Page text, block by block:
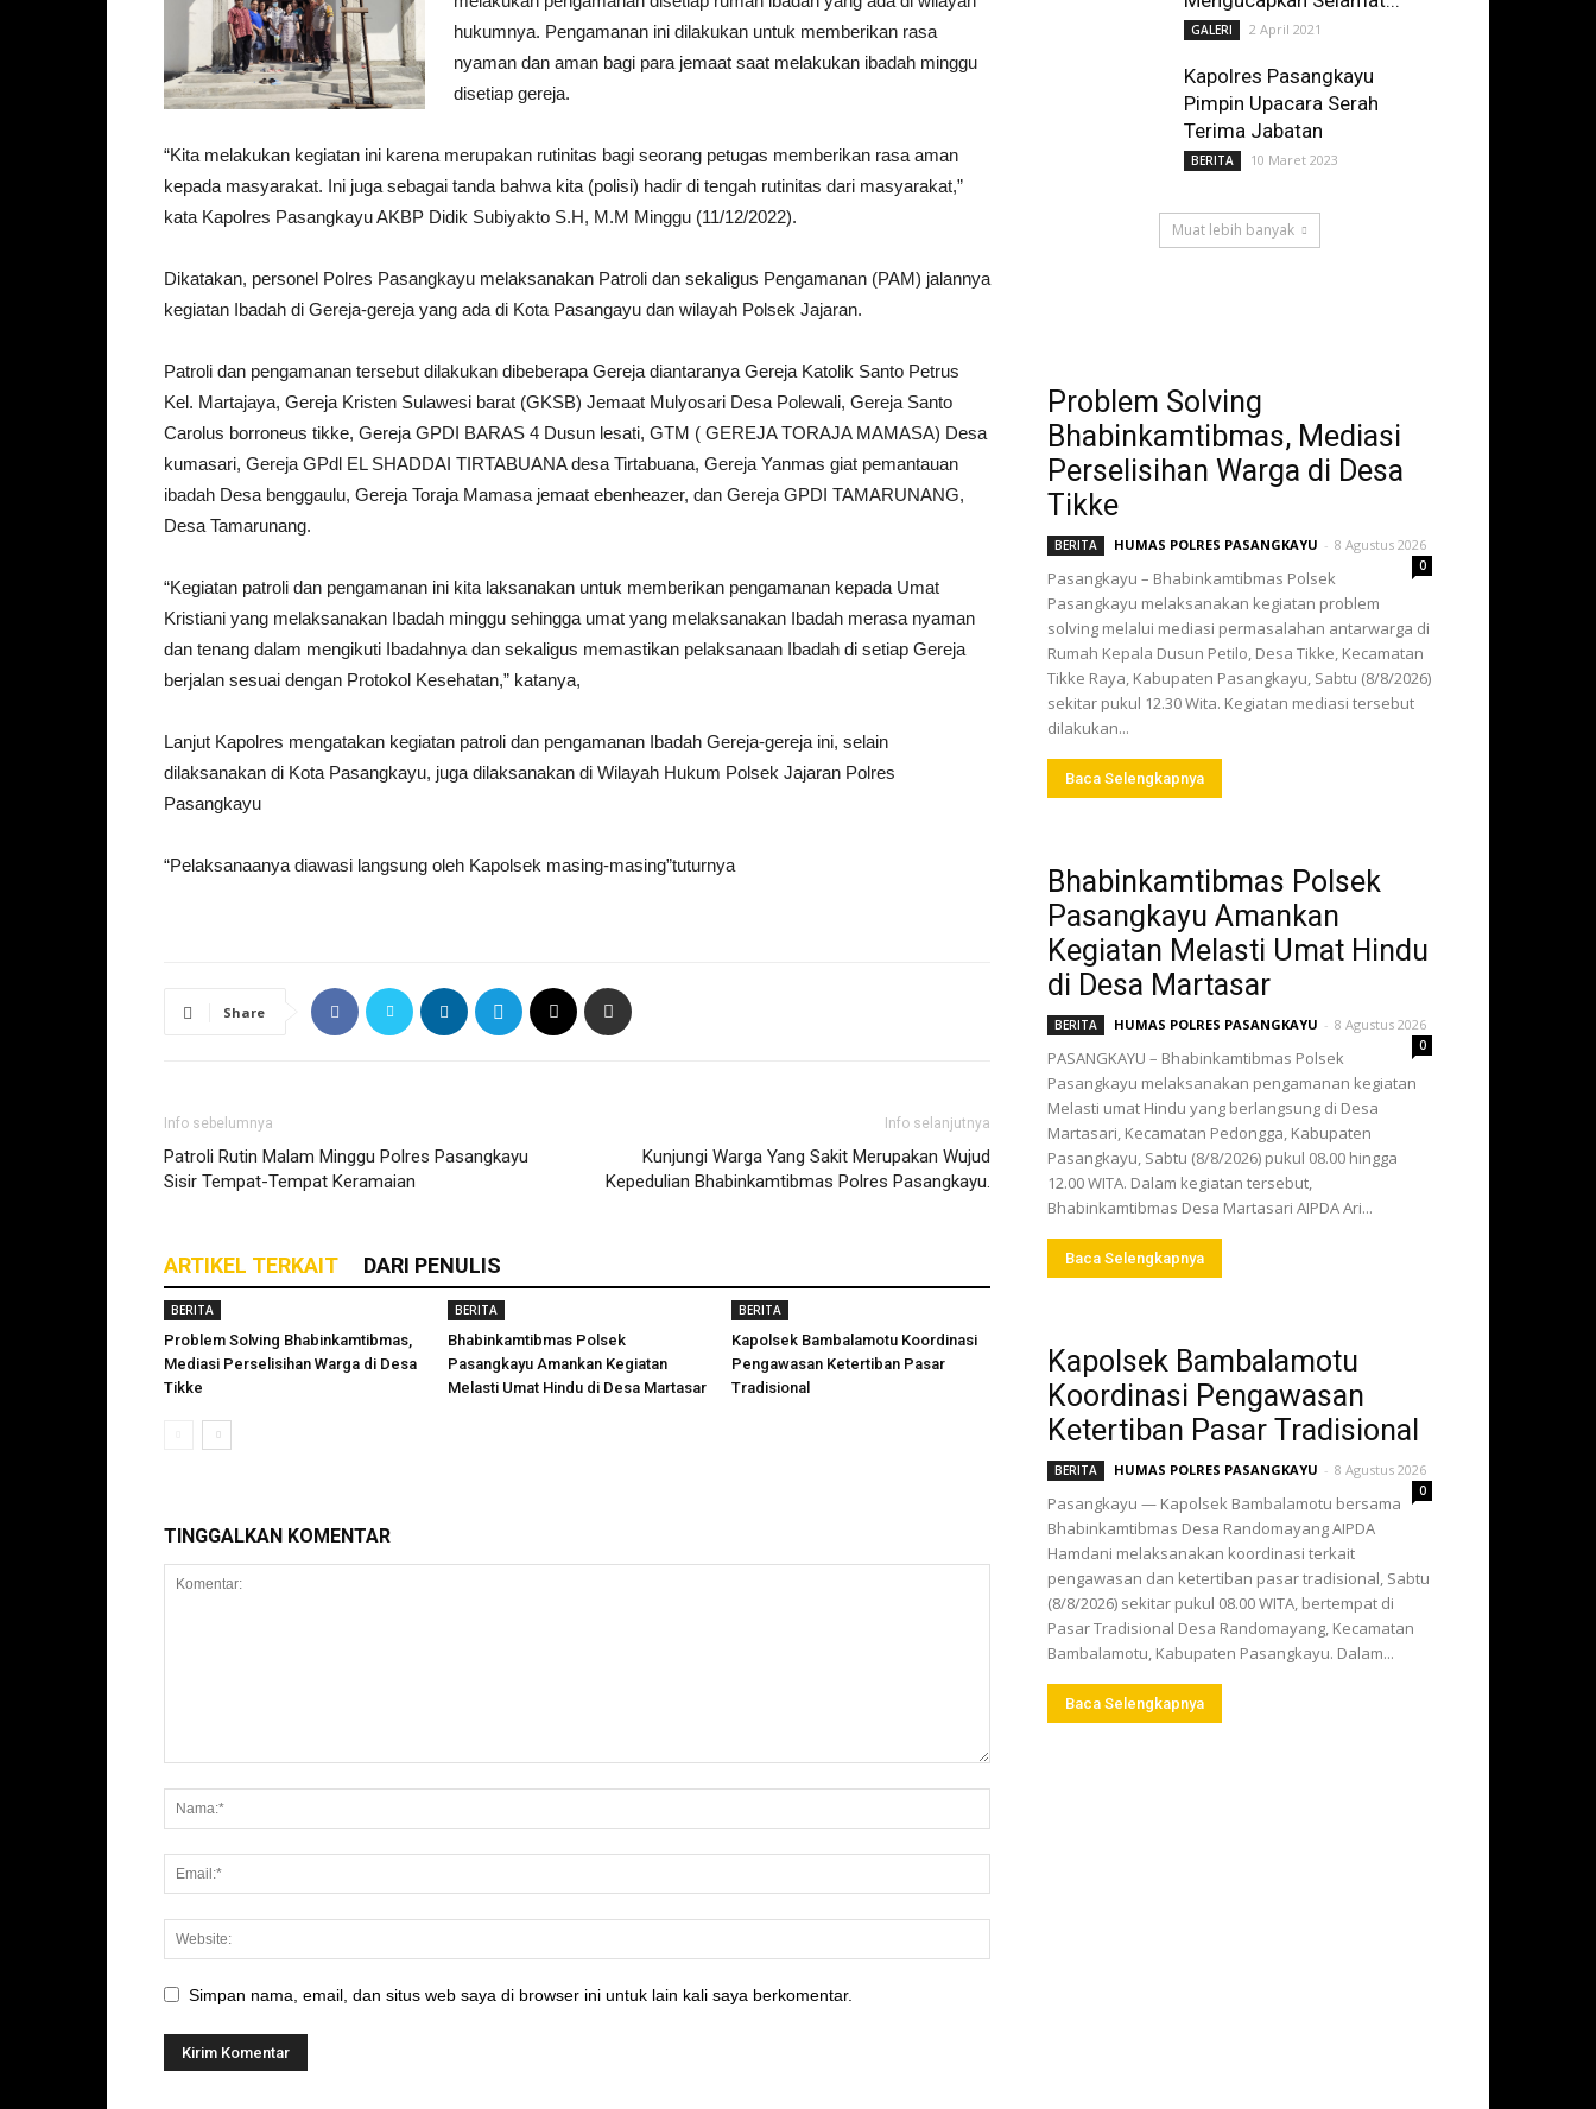
hukumnya. Pengamanan ini dilakukan untuk memberikan rasa
nyaman dan aman bagi para jemaat saat melakukan ibadah minggu
disetiap gereja.
“Kita melakukan kegiatan ini karena merupakan rutinitas bagi seorang petugas memberikan rasa aman
kepada masyarakat. Ini juga sebagai tanda bahwa kita (polisi) hadir di tengah rutinitas dari masyarakat,”
kata Kapolres Pasangkayu AKBP Didik Subiyakto S.H, M.M Minggu (11/12/2022).
Dikatakan, personel Polres Pasangkayu melaksanakan Patroli dan sekaligus Pengamanan (PAM) jalannya
kegiatan Ibadah di Gereja-gereja yang ada di Kota Pasangayu dan wilayah Polsek Jajaran.
Patroli dan pengamanan tersebut dilakukan dibeberapa Gereja diantaranya Gereja Katolik Santo Petrus
Kel. Martajaya, Gereja Kristen Sulawesi barat (GKSB) Jemaat Mulyosari Desa Polewali, Gereja Santo
Carolus borroneus tikke, Gereja GPDI BARAS 4 Dusun lesati, GTM ( GEREJA TORAJA MAMASA) Desa
kumasari, Gereja GPdl EL SHADDAI TIRTABUANA desa Tirtabuana, Gereja Yanmas giat pemantauan
ibadah Desa benggaulu, Gereja Toraja Mamasa jemaat ebenheazer, dan Gereja GPDI TAMARUNANG,
Desa Tamarunang.
“Kegiatan patroli dan pengamanan ini kita laksanakan untuk memberikan pengamanan kepada Umat
Kristiani yang melaksanakan Ibadah minggu sehingga umat yang melaksanakan Ibadah merasa nyaman
dan tenang dalam mengikuti Ibadahnya dan sekaligus memastikan pelaksanaan Ibadah di setiap Gereja
berjalan sesuai dengan Protokol Kesehatan,” katanya,
Lanjut Kapolres mengatakan kegiatan patroli dan pengamanan Ibadah Gereja-gereja ini, selain
dilaksanakan di Kota Pasangkayu, juga dilaksanakan di Wilayah Hukum Polsek Jajaran Polres
Pasangkayu
“Pelaksanaanya diawasi langsung oleh Kapolsek masing-masing”tuturnya
Share
Info sebelumnya
Patroli Rutin Malam Minggu Polres Pasangkayu
Sisir Tempat-Tempat Keramaian
Info selanjutnya
Kunjungi Warga Yang Sakit Merupakan Wujud
Kepedulian Bhabinkamtibmas Polres Pasangkayu.
ARTIKEL TERKAIT DARI PENULIS
BERITA
Problem Solving Bhabinkamtibmas,
Mediasi Perselisihan Warga di Desa
Tikke
BERITA
Bhabinkamtibmas Polsek
Pasangkayu Amankan Kegiatan
Melasti Umat Hindu di Desa Martasar
BERITA
Kapolsek Bambalamotu Koordinasi
Pengawasan Ketertiban Pasar
Tradisional
TINGGALKAN KOMENTAR
Simpan nama, email, dan situs web saya di browser ini untuk lain kali saya berkomentar.
GALERI 2 April 2021
Kapolres Pasangkayu
Pimpin Upacara Serah
Terima Jabatan
BERITA 10 Maret 2023
Muat lebih banyak
Problem Solving
Bhabinkamtibmas, Mediasi
Perselisihan Warga di Desa
Tikke
BERITA HUMAS POLRES PASANGKAYU - 8 Agustus 2026
0
Pasangkayu – Bhabinkamtibmas Polsek
Pasangkayu melaksanakan kegiatan problem
solving melalui mediasi permasalahan antarwarga di
Rumah Kepala Dusun Petilo, Desa Tikke, Kecamatan
Tikke Raya, Kabupaten Pasangkayu, Sabtu (8/8/2026)
sekitar pukul 12.30 Wita. Kegiatan mediasi tersebut
dilakukan...
Baca Selengkapnya
Bhabinkamtibmas Polsek
Pasangkayu Amankan
Kegiatan Melasti Umat Hindu
di Desa Martasar
BERITA HUMAS POLRES PASANGKAYU - 8 Agustus 2026
0
PASANGKAYU – Bhabinkamtibmas Polsek
Pasangkayu melaksanakan pengamanan kegiatan
Melasti umat Hindu yang berlangsung di Desa
Martasari, Kecamatan Pedongga, Kabupaten
Pasangkayu, Sabtu (8/8/2026) pukul 08.00 hingga
12.00 WITA. Dalam kegiatan tersebut,
Bhabinkamtibmas Desa Martasari AIPDA Ari...
Baca Selengkapnya
Kapolsek Bambalamotu
Koordinasi Pengawasan
Ketertiban Pasar Tradisional
BERITA HUMAS POLRES PASANGKAYU - 8 Agustus 2026
0
Pasangkayu — Kapolsek Bambalamotu bersama
Bhabinkamtibmas Desa Randomayang AIPDA
Hamdani melaksanakan koordinasi terkait
pengawasan dan ketertiban pasar tradisional, Sabtu
(8/8/2026) sekitar pukul 08.00 WITA, bertempat di
Pasar Tradisional Desa Randomayang, Kecamatan
Bambalamotu, Kabupaten Pasangkayu. Dalam...
Baca Selengkapnya